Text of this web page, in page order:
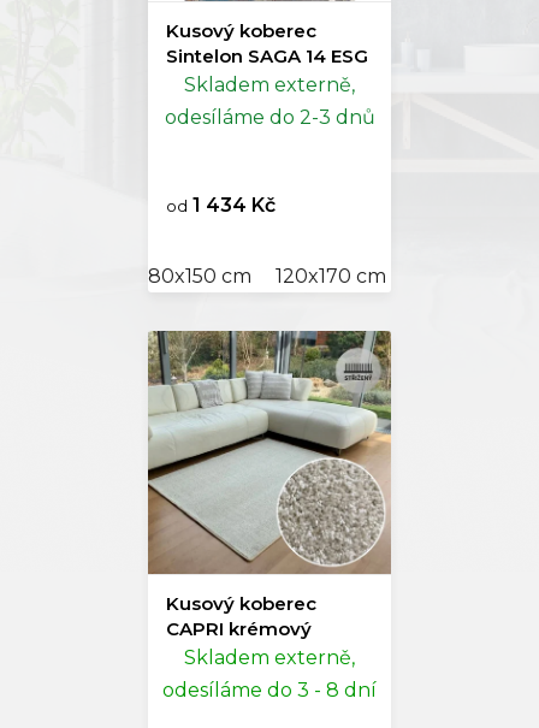
Kusový koberec
Sintelon SAGA 14 ESG
Skladem externě,
odesíláme do 2-3 dnů
od 1 434 Kč
80x150 cm 120x170 cm
Kusový koberec
CAPRI krémový
Skladem externě,
odesíláme do 3 - 8 dní